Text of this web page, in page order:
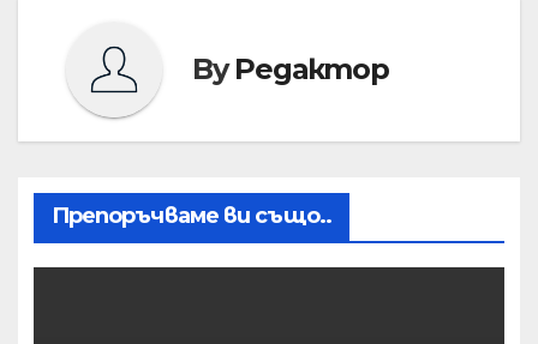
ByРедактор
Препоръчваме ви също..